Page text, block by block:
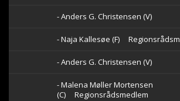
- Anders G. Christensen (V)
- Naja Kallesøe (F)
- Anders G. Christensen (V)
- Malena Møller Mortensen
(C)
Regionsrådsmedlem